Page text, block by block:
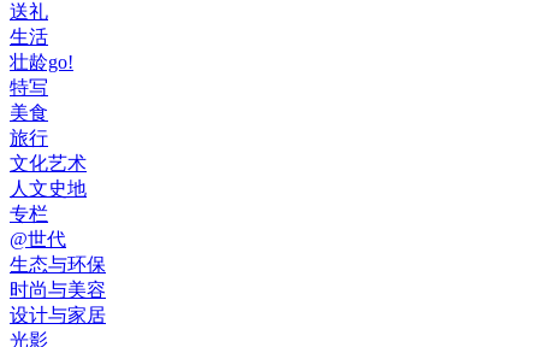
送礼
生活
壮龄go!
特写
美食
旅行
文化艺术
人文史地
专栏
@世代
生态与环保
时尚与美容
设计与家居
光影